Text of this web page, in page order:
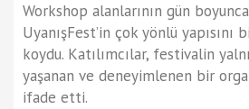
Workshop alanlarının gün
UyanışFest’in çok yönlü
koydu. Katılımcılar, festivalin
yaşanan ve deneyimlenen bir
ifade etti.